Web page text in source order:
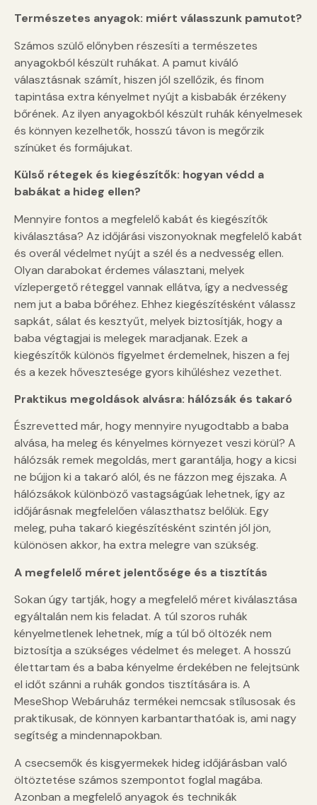
Természetes anyagok: miért válasszunk pamutot?
Számos szülő előnyben részesíti a természetes
anyagokból készült ruhákat. A pamut kiváló
választásnak számít, hiszen jól szellőzik, és finom
tapintása extra kényelmet nyújt a kisbabák érzékeny
bőrének. Az ilyen anyagokból készült ruhák kényelmesek
és könnyen kezelhetők, hosszú távon is megőrzik
színüket és formájukat.
Külső rétegek és kiegészítők: hogyan védd a
babákat a hideg ellen?
Mennyire fontos a megfelelő kabát és kiegészítők
kiválasztása? Az időjárási viszonyoknak megfelelő kabát
és overál védelmet nyújt a szél és a nedvesség ellen.
Olyan darabokat érdemes választani, melyek
vízlepergető réteggel vannak ellátva, így a nedvesség
nem jut a baba bőréhez. Ehhez kiegészítésként válassz
sapkát, sálat és kesztyűt, melyek biztosítják, hogy a
baba végtagjai is melegek maradjanak. Ezek a
kiegészítők különös figyelmet érdemelnek, hiszen a fej
és a kezek hővesztesége gyors kihűléshez vezethet.
Praktikus megoldások alvásra: hálózsák és takaró
Észrevetted már, hogy mennyire nyugodtabb a baba
alvása, ha meleg és kényelmes környezet veszi körül? A
hálózsák remek megoldás, mert garantálja, hogy a kicsi
ne bújjon ki a takaró alól, és ne fázzon meg éjszaka. A
hálózsákok különböző vastagságúak lehetnek, így az
időjárásnak megfelelően választhatsz belőlük. Egy
meleg, puha takaró kiegészítésként szintén jól jön,
különösen akkor, ha extra melegre van szükség.
A megfelelő méret jelentősége és a tisztítás
Sokan úgy tartják, hogy a megfelelő méret kiválasztása
egyáltalán nem kis feladat. A túl szoros ruhák
kényelmetlenek lehetnek, míg a túl bő öltözék nem
biztosítja a szükséges védelmet és meleget. A hosszú
élettartam és a baba kényelme érdekében ne felejtsünk
el időt szánni a ruhák gondos tisztítására is. A
MeseShop Webáruház termékei nemcsak stílusosak és
praktikusak, de könnyen karbantarthatóak is, ami nagy
segítség a mindennapokban.
A csecsemők és kisgyermekek hideg időjárásban való
öltöztetése számos szempontot foglal magába.
Azonban a megfelelő anyagok és technikák